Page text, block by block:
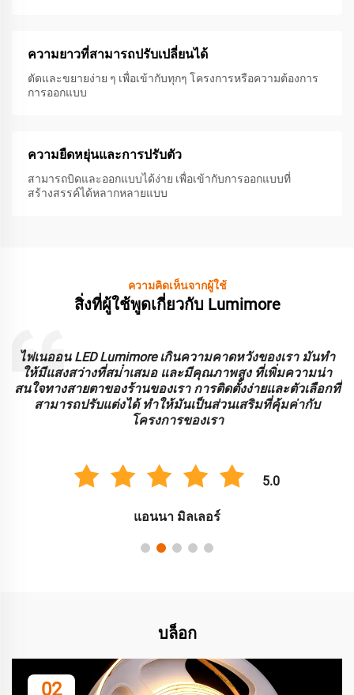
ความยาวที่สามารถปรับเปลี่ยนได้
ตัดและขยายง่าย ๆ เพื่อเข้ากับทุกๆ โครงการหรือความต้องการ
การออกแบบ
ความยืดหยุ่นและการปรับตัว
สามารถบิดและออกแบบได้ง่าย เพื่อเข้ากับการออกแบบที่
สร้างสรรค์ได้หลากหลายแบบ
ความคิดเห็นจากผู้ใช้
สิ่งที่ผู้ใช้พูดเกี่ยวกับ Lumimore
ไฟเนออน LED Lumimore เกินความคาดหวังของเรา มันทํา
ให้มีแสงสว่างที่สม่ําเสมอ และมีคุณภาพสูง ที่เพิ่มความน่า
สนใจทางสายตาของร้านของเรา การติดตั้งง่ายและตัวเลือกที่
สามารถปรับแต่งได้ ทําให้มันเป็นส่วนเสริมที่คุ้มค่ากับ
โครงการของเรา
5.0
แอนนา มิลเลอร์
บล็อก
02